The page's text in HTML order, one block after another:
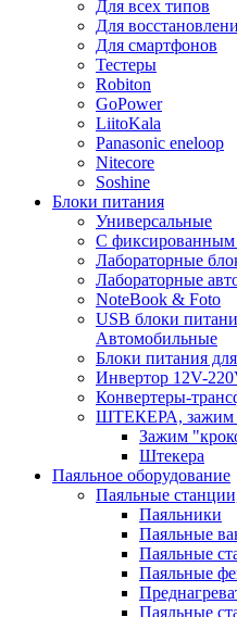
Для всех типов
Для
Для смартфонов
Тестеры
Robiton
GoPower
LiitoKala
Panasonic eneloop
Nitecore
Soshine
Блоки питания
Универсальные
C
Лабораторные
Лабораторные
NoteBook & Foto
USB блоки
Автомобильные
Блоки питания
Инвертор 12V-
Конвертеры-
ШТЕКЕРА, зажим
Зажим
Штекера
Паяльное оборудование
Паяльные
Паяльники
Паяльные
Паяльные
Паяльные
Паяльные